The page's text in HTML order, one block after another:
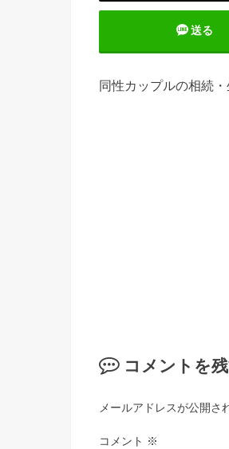
送る
同性カップルの相続
コメントを
メールアドレスが公開さ
コメント ※